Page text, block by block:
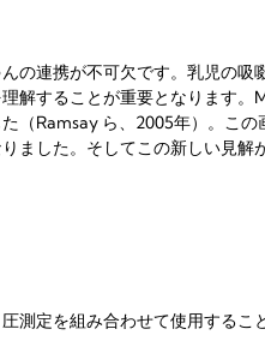
の連携が不可欠です。乳児の
解することが重要となります
（Ramsay ら、2005年）。こ
ました。そしてこの新しい見
測定を組み合わせて使用するこ